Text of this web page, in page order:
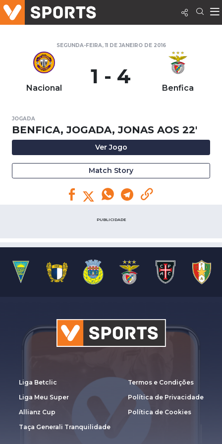
SEGUNDA-FEIRA, 11 DE JANEIRO DE 2016
Nacional 1 - 4 Benfica
JOGADA
BENFICA, JOGADA, JONAS AOS 22'
Ver Jogo
Match Story
PUBLICIDADE
Liga Betclic
Liga Meu Super
Allianz Cup
Taça Generali Tranquilidade
Termos e Condições
Política de Privacidade
Política de Cookies